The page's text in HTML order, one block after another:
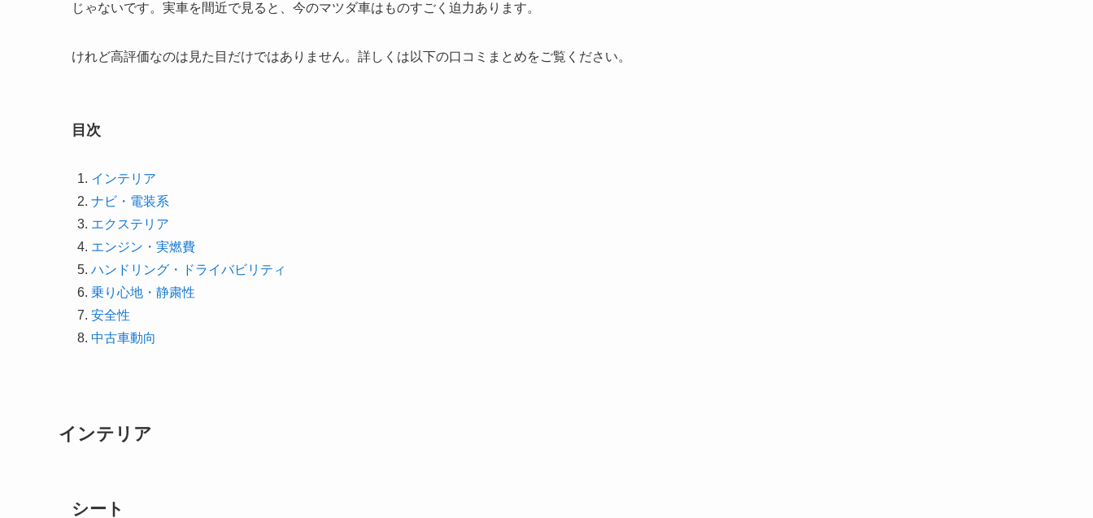
じゃないです。実車を間近で見ると、今のマツダ車はものすごく迫力あります。
けれど高評価なのは見た目だけではありません。詳しくは以下の口コミまとめをご覧ください。
目次
インテリア
ナビ・電装系
エクステリア
エンジン・実燃費
ハンドリング・ドライバビリティ
乗り心地・静粛性
安全性
中古車動向
インテリア
シート